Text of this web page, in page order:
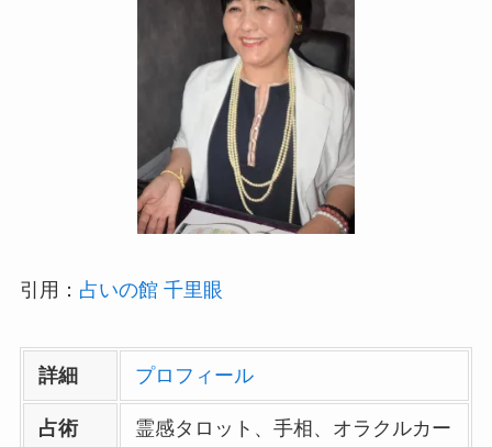
引用： 占いの館 千里眼
詳細 プロフィール
占術
霊感タロット、手相、オラクルカー